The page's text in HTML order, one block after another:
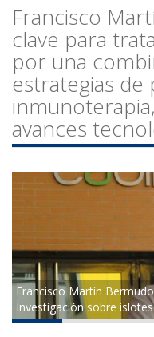
Francisco
clave para
por una
estrategias de
avances
Francisco Martín
Investigación sobre